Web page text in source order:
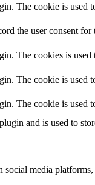
The cookie is used
the user consent
The cookies is
The cookie is used
The cookie is used
and is used to
media